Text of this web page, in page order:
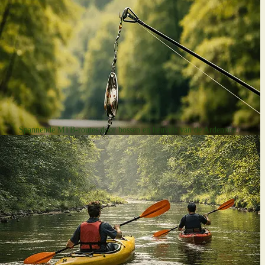
Mountainbiken
Spannende MTB-routes door bossen en heuvels van de Ardennen.